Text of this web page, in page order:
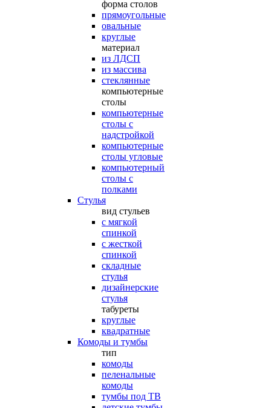
форма столов
прямоугольные
овальные
круглые
материал
из ЛДСП
из массива
стеклянные
компьютерные
столы
компьютерные
столы с
надстройкой
компьютерные
столы угловые
компьютерный
столы с
полками
Стулья
вид стульев
с мягкой
спинкой
с жесткой
спинкой
складные
стулья
дизайнерские
стулья
табуреты
круглые
квадратные
Комоды и тумбы
тип
комоды
пеленальные
комоды
тумбы под ТВ